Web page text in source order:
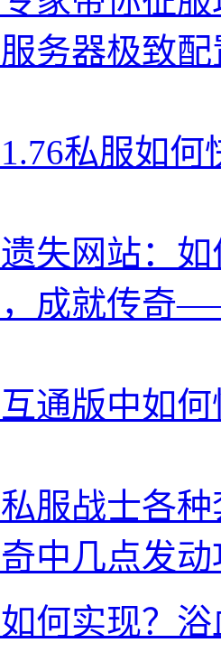
务器极致
私服如何
失网站：
成就传奇
通版中如
服战士各
中几点发
何实现？